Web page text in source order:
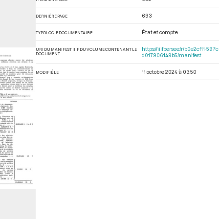
DERNIÈRE PAGE 693
TYPOLOGIE DOCUMENTAIRE État et compte
URI DU MANIFEST IIIF DU VOLUME CONTENANT LE
DOCUMENT
https://iiif.persee.fr/b0e2cf11-
d017906149b5/manifest
MODIFIÉ LE 11 octobre 2024 à 03:50